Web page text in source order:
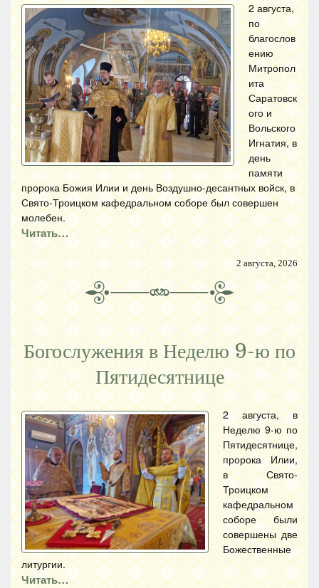
2 августа,
по
благослов
ению
Митропол
ита
Саратовск
ого и
Вольского
Игнатия, в
день
памяти
пророка Божия Илии и день Воздушно-десантных войск, в
Свято-Троицком кафедральном соборе был совершен
молебен.
Читать…
2 августа, 2026
Богослужения в Неделю 9-ю по
Пятидесятнице
2 августа, в
Неделю 9-ю по
Пятидесятнице,
пророка Илии,
в Свято-
Троицком
кафедральном
соборе были
совершены две
Божественные
литургии.
Читать…